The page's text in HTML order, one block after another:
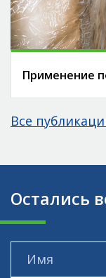
Применение
Все
Остались